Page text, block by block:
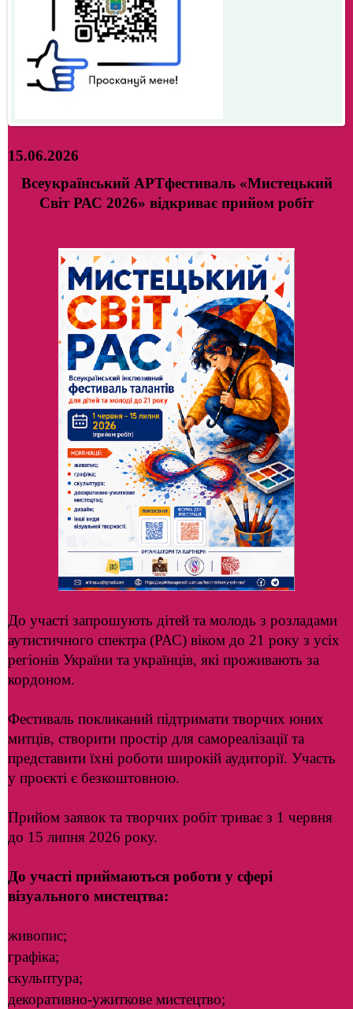
15.06.2026
Всеукраїнський АРТфестиваль «Мистецький
Світ РАС 2026» відкриває прийом робіт
До участі запрошують дітей та молодь з розладами
аутистичного спектра (РАС) віком до 21 року з усіх
регіонів України та українців, які проживають за
кордоном.
Фестиваль покликаний підтримати творчих юних
митців, створити простір для самореалізації та
представити їхні роботи широкій аудиторії. Участь
у проєкті є безкоштовною.
Прийом заявок та творчих робіт триває з 1 червня
до 15 липня 2026 року.
До участі приймаються роботи у сфері
візуального мистецтва:
живопис;
графіка;
скульптура;
декоративно-ужиткове мистецтво;